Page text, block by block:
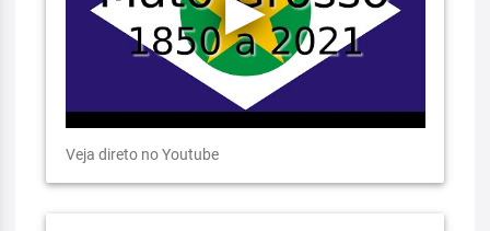
Veja direto no Youtube